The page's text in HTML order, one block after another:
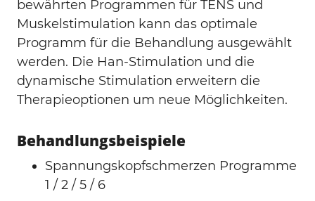
bewährten Programmen für TENS und
Muskelstimulation kann das optimale
Programm für die Behandlung ausgewählt
werden. Die Han-Stimulation und die
dynamische Stimulation erweitern die
Therapieoptionen um neue Möglichkeiten.
Behandlungsbeispiele
Spannungskopfschmerzen Programme
1 / 2 / 5 / 6